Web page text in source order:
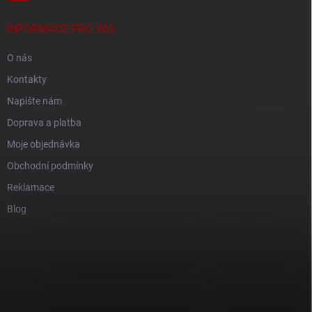
INFORMACE PRO VÁS
O nás
Kontakty
Napište nám
Doprava a platba
Moje objednávka
Obchodní podmínky
Reklamace
Blog